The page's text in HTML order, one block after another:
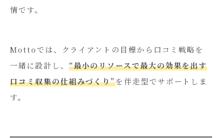
情です。
Mottoでは、クライアントの目標から口コミ戦略を
一緒に設計し、 “最小のリソースで最大の効果を出す
口コミ収集の仕組みづくり”を伴走型でサポートしま
す。